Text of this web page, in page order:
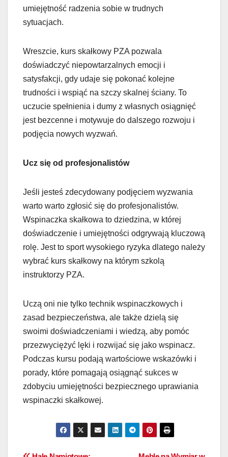
umiejętność radzenia sobie w trudnych
sytuacjach.
Wreszcie, kurs skałkowy PZA pozwala
doświadczyć niepowtarzalnych emocji i
satysfakcji, gdy udaje się pokonać kolejne
trudności i wspiąć na szczy skalnej ściany. To
uczucie spełnienia i dumy z własnych osiągnięć
jest bezcenne i motywuje do dalszego rozwoju i
podjęcia nowych wyzwań.
Ucz się od profesjonalistów
Jeśli jesteś zdecydowany podjęciem wyzwania
warto warto zgłosić się do profesjonalistów.
Wspinaczka skałkowa to dziedzina, w której
doświadczenie i umiejętności odgrywają kluczową
rolę. Jest to sport wysokiego ryzyka dlatego należy
wybrać kurs skałkowy na którym szkolą
instruktorzy PZA.
Uczą oni nie tylko technik wspinaczkowych i
zasad bezpieczeństwa, ale także dzielą się
swoimi doświadczeniami i wiedzą, aby pomóc
przezwyciężyć lęki i rozwijać się jako wspinacz.
Podczas kursu podają wartościowe wskazówki i
porady, które pomagają osiągnąć sukces w
zdobyciu umiejętności bezpiecznego uprawiania
wspinaczki skałkowej.